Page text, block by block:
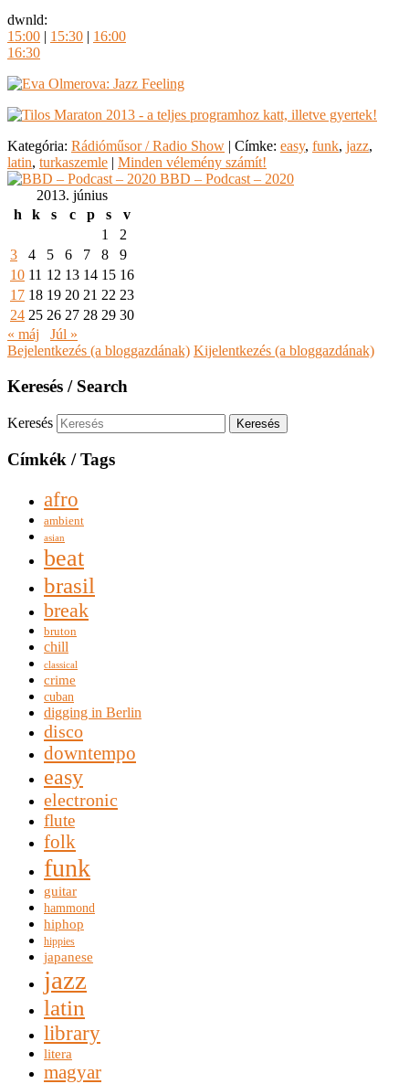
dwnld:
15:00 | 15:30 | 16:00
16:30
Kategória: Rádióműsor / Radio Show | Címke: easy, funk, jazz,
latin, turkaszemle | Minden vélemény számít!
BBD – Podcast – 2020
2013. június
h
k s c p s
v
1
2
3
4 5 6 7 8
9
10 11 12 13 14 15 16
17 18 19 20 21 22 23
24 25 26 27 28 29 30
« máj
Júl »
Bejelentkezés (a bloggazdának) Kijelentkezés (a bloggazdának)
Keresés / Search
Keresés
Címkék / Tags
afro
ambient
asian
beat
brasil
break
bruton
chill
classical
crime
cuban
digging in Berlin
disco
downtempo
easy
electronic
flute
folk
funk
guitar
hammond
hiphop
hippies
japanese
jazz
latin
library
litera
magyar